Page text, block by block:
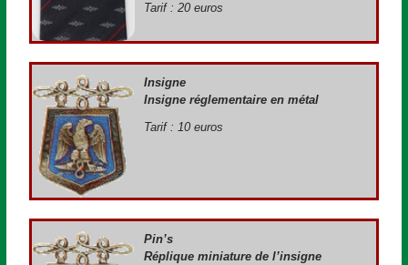
Tarif : 20 euros
Insigne
Insigne réglementaire en métal
Tarif : 10 euros
Pin’s
Réplique miniature de l’insigne